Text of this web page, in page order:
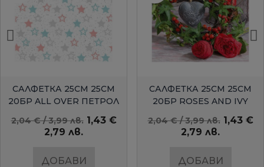
БЪРЗ ПРЕГЛЕД
САЛФЕТКА 25СМ 25СМ
20БР ALL OVER ПЕТРОЛ
2,04 € / 3,99 лв. 1,43 €
2,79 лв.
ДОБАВИ
БЪРЗ ПРЕГЛЕД
САЛФЕТКА 25СМ 25СМ
20БР ROSES AND IVY
AMBIENTE
2,04 € / 3,99 лв. 1,43 €
2,79 лв.
ДОБАВИ